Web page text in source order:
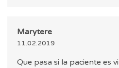
Marytere
11.02.2019
Que pasa si la paciente es